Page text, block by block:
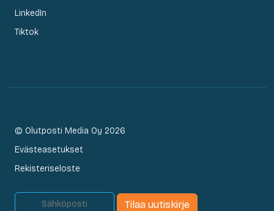
LinkedIn
Tiktok
© Olutposti Media Oy 2026
Evästeasetukset
Rekisteriseloste
Tilaa uutiskirje